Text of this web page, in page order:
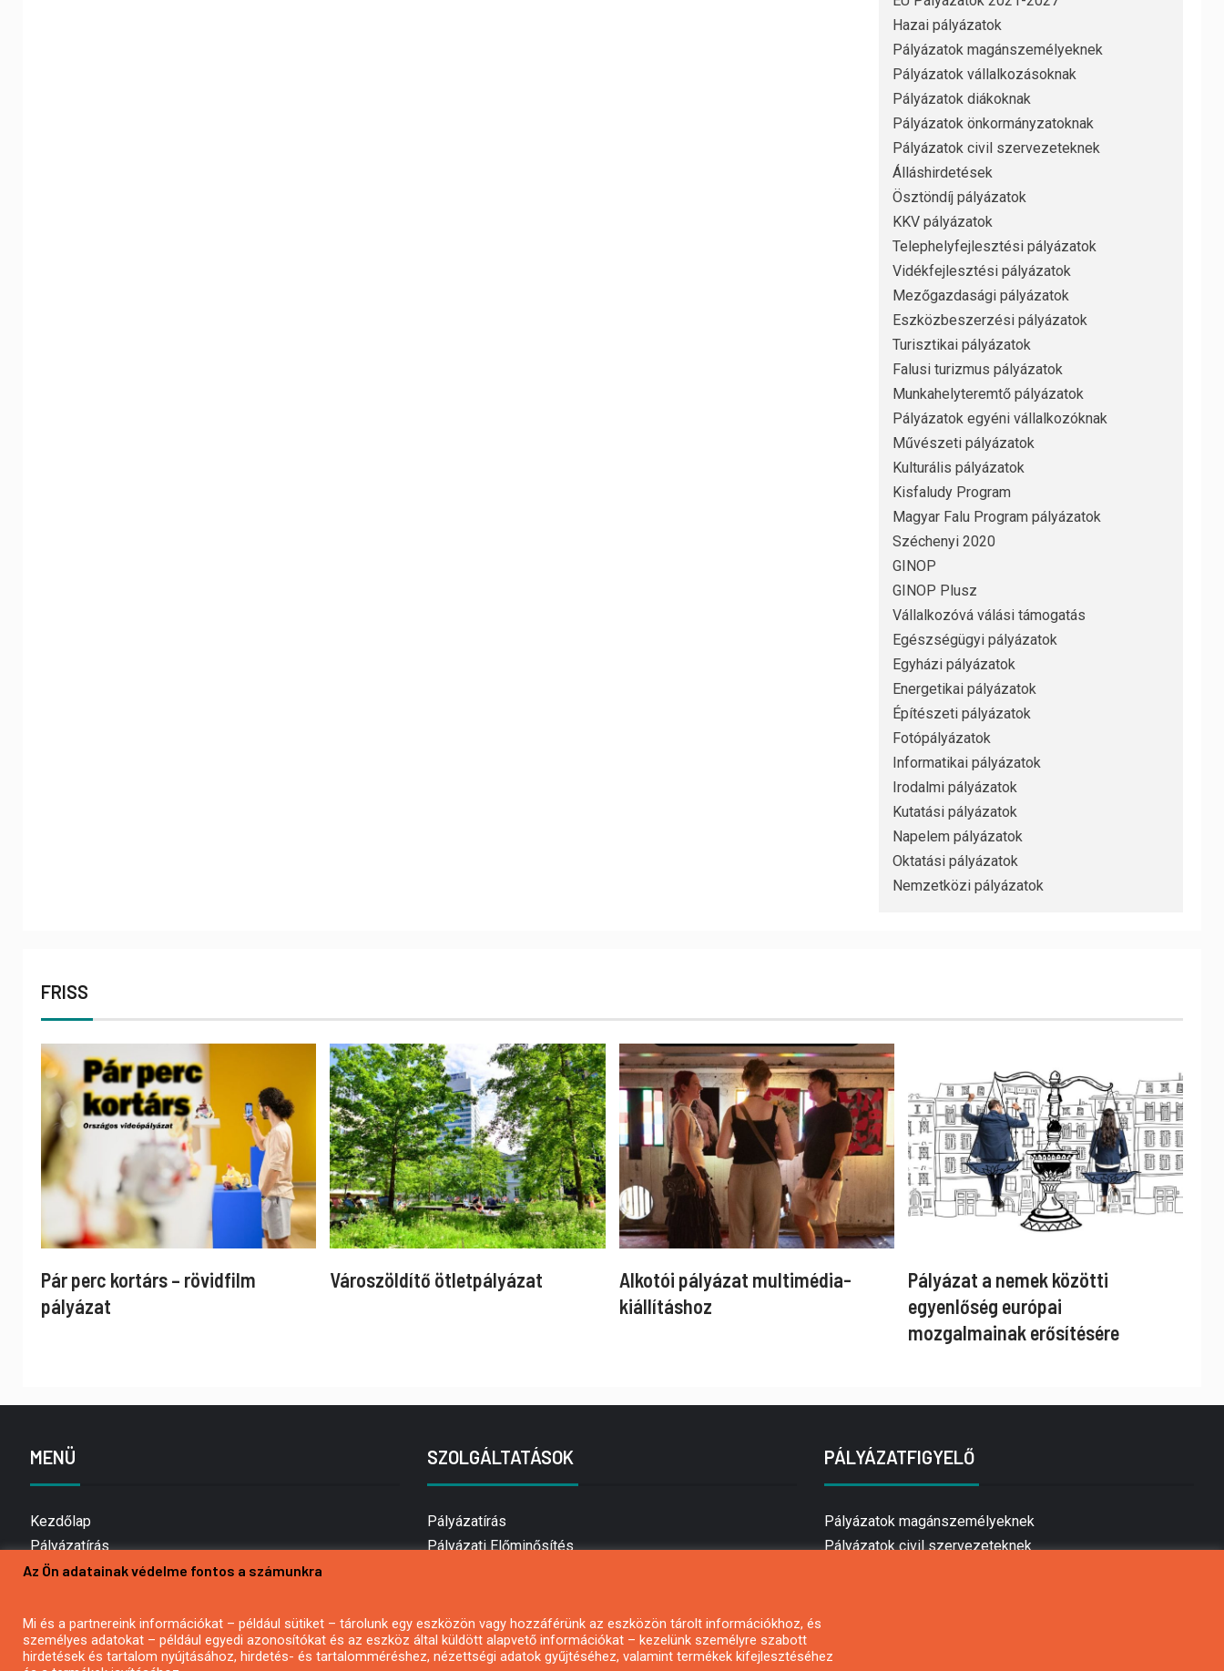
Hazai pályázatok
Pályázatok magánszemélyeknek
Pályázatok vállalkozásoknak
Pályázatok diákoknak
Pályázatok önkormányzatoknak
Pályázatok civil szervezeteknek
Álláshirdetések
Ösztöndíj pályázatok
KKV pályázatok
Telephelyfejlesztési pályázatok
Vidékfejlesztési pályázatok
Mezőgazdasági pályázatok
Eszközbeszerzési pályázatok
Turisztikai pályázatok
Falusi turizmus pályázatok
Munkahelyteremtő pályázatok
Pályázatok egyéni vállalkozóknak
Művészeti pályázatok
Kulturális pályázatok
Kisfaludy Program
Magyar Falu Program pályázatok
Széchenyi 2020
GINOP
GINOP Plusz
Vállalkozóvá válási támogatás
Egészségügyi pályázatok
Egyházi pályázatok
Energetikai pályázatok
Építészeti pályázatok
Fotópályázatok
Informatikai pályázatok
Irodalmi pályázatok
Kutatási pályázatok
Napelem pályázatok
Oktatási pályázatok
Nemzetközi pályázatok
FRISS
Pár perc kortárs – rövidfilm
pályázat
Városzöldítő ötletpályázat
Alkotói pályázat multimédia-
kiállításhoz
Pályázat a nemek közötti
egyenlőség európai
mozgalmainak erősítésére
MENÜ
Kezdőlap
Pályázatírás
Bemutatkozás
Hírlevél feliratkozás
Impresszum
SZOLGÁLTATÁSOK
Pályázatírás
Pályázati Előminősítés
Mezőgazdasági pályázatírás
Pályázatírás magánszemélyeknek
PÁLYÁZATFIGYELŐ
Pályázatok magánszemélyeknek
Pályázatok civil szervezeteknek
Az Ön adatainak védelme fontos a számunkra
Mi és a partnereink információkat – például sütiket – tárolunk egy eszközön vagy hozzáférünk az eszközön tárolt információkhoz, és
személyes adatokat – például egyedi azonosítókat és az eszköz által küldött alapvető információkat – kezelünk személyre szabott
hirdetések és tartalom nyújtásához, hirdetés- és tartalomméréshez, nézettségi adatok gyűjtéséhez, valamint termékek kifejlesztéséhez